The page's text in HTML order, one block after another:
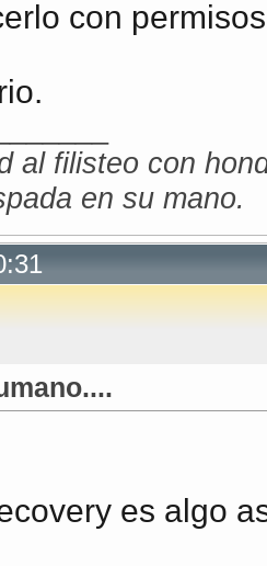
con
al filisteo con
en su mano.
es algo